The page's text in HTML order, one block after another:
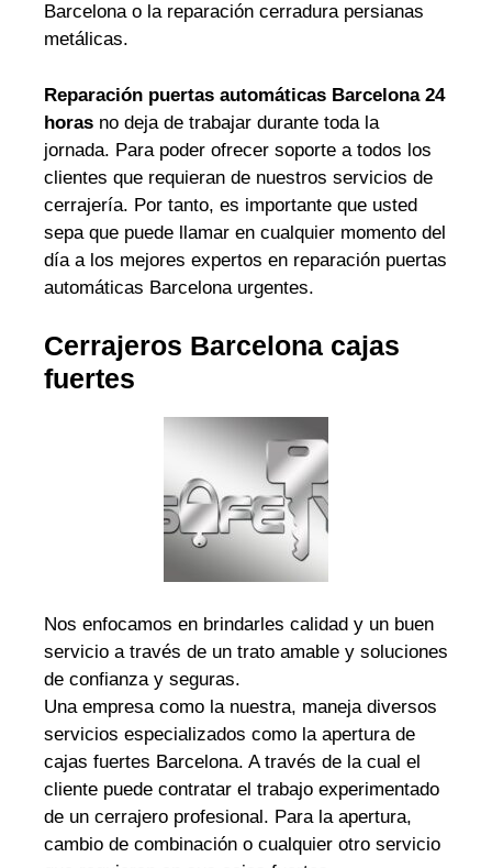
Barcelona o la reparación cerradura persianas
metálicas.
Reparación puertas automáticas Barcelona 24
horas no deja de trabajar durante toda la
jornada. Para poder ofrecer soporte a todos los
clientes que requieran de nuestros servicios de
cerrajería. Por tanto, es importante que usted
sepa que puede llamar en cualquier momento del
día a los mejores expertos en reparación puertas
automáticas Barcelona urgentes.
Cerrajeros Barcelona cajas
fuertes
Nos enfocamos en brindarles calidad y un buen
servicio a través de un trato amable y soluciones
de confianza y seguras.
Una empresa como la nuestra, maneja diversos
servicios especializados como la apertura de
cajas fuertes Barcelona. A través de la cual el
cliente puede contratar el trabajo experimentado
de un cerrajero profesional. Para la apertura,
cambio de combinación o cualquier otro servicio